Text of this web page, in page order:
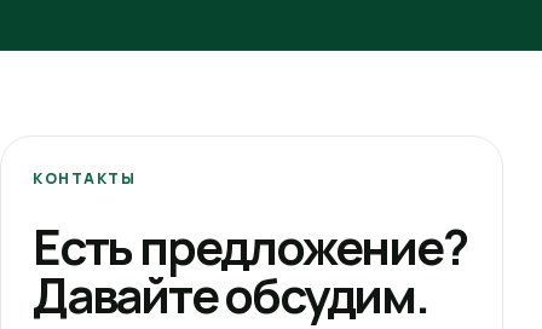
КОНТАКТЫ
Есть предложение?
Давайте обсудим.